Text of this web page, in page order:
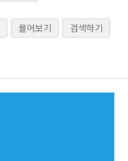
물어보기
검색하기